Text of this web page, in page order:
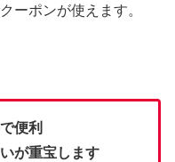
ーポンが使えます。
便利
が重宝します